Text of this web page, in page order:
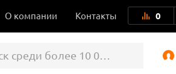
О компании Контакты 0